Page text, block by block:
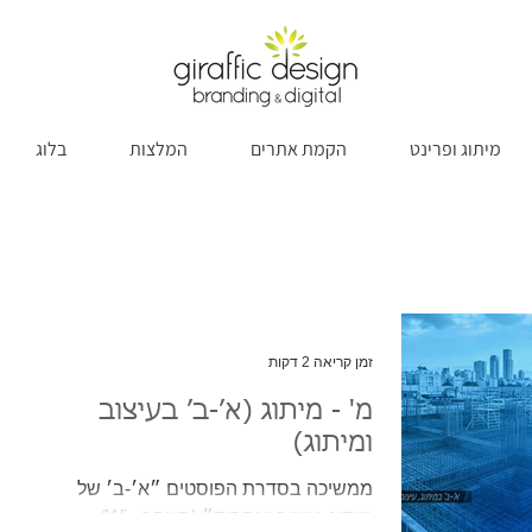
מיתוג ופרינט הקמת אתרים המלצות בלוג
מ' - מיתוג (א׳-ב׳ בעיצוב
ומיתוג)
ממשיכה בסדרת הפוסטים ״א׳-ב׳ של
מיתוג, עיצוב ואתרים״ (בעיקר Wix) -
זמן קריאה 2 דקות